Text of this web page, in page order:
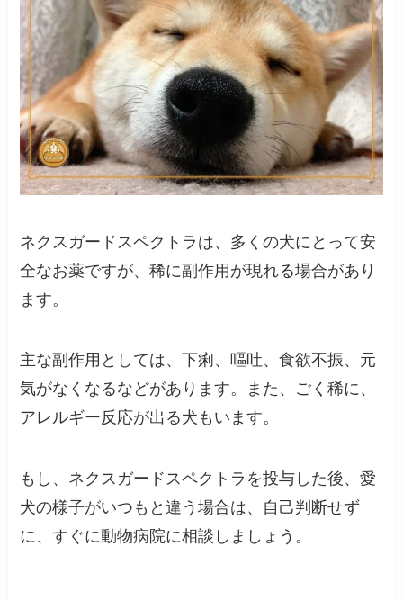
ネクスガードスペクトラは、多くの犬にとって安
全なお薬ですが、稀に副作用が現れる場合があり
ます。
主な副作用としては、下痢、嘔吐、食欲不振、元
気がなくなるなどがあります。また、ごく稀に、
アレルギー反応が出る犬もいます。
もし、ネクスガードスペクトラを投与した後、愛
犬の様子がいつもと違う場合は、自己判断せず
に、すぐに動物病院に相談しましょう。